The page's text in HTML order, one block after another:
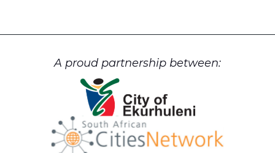
A proud partnership between: